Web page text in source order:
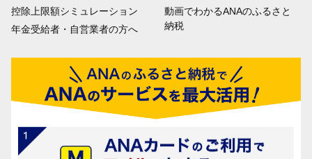
控除上限額シミュレーション
年金受給者・自営業者の方へ
動画でわかるANAのふるさと
納税